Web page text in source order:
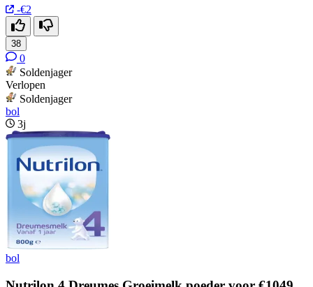
-€2
38
0
Soldenjager
Verlopen
Soldenjager
bol
3j
bol